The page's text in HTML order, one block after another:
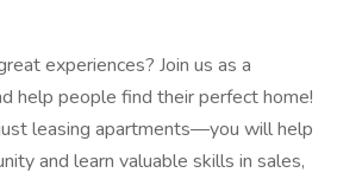
experiences? Join us as a
help people find their perfect home!
leasing apartments—you will help
and learn valuable skills in sales,